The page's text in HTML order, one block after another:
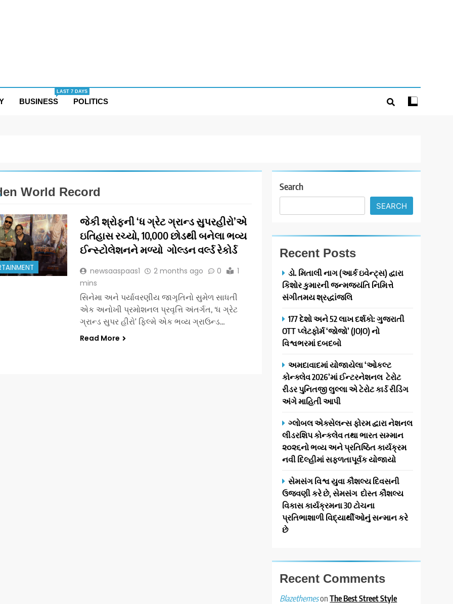
BUSINESS
LAST 7 DAYS
POLITICS
World Record
જેકી શ્રોફની ‘ધ ગ્રેટ ગ્રાન્ડ સુપરહીરો’એ
ઇતિહાસ રચ્યો, 10,000 છોડથી બનેલા ભવ્ય
ઈન્સ્ટોલેશનને મળ્યો ગોલ્ડન વર્લ્ડ રેકોર્ડ
newsaaspaas1 2 months ago 0
1
mins
સિનેમા અને પર્યાવરણીય જાગૃતિનો સુમેળ સાધતી
એક અનોખી પ્રમોશનલ પ્રવૃત્તિ અંતર્ગત, ‘ધ ગ્રેટ
ગ્રાન્ડ સુપર હીરો’ ફિલ્મે એક ભવ્ય ગ્રાઉન્ડ…
Read More
Search
SEARCH
Recent Posts
ડો. મિતાલી નાગ (આર્ક ઇવેન્ટ્સ) દ્વારા
કિશોર કુમારની જન્મજયંતિ નિમિત્તે
સંગીતમય શ્રદ્ધાંજલિ
177 દેશો અને 52 લાખ દર્શકો: ગુજરાતી
OTT પ્લેટફોર્મ ‘જોજો’ (JOJO) નો
વિશ્વભરમાં દબદબો
અમદાવાદમાં યોજાયેલા ‘ઓકલ્ટ
કોન્ક્લેવ 2026’માં ઈન્ટરનેશનલ ટેરોટ
રીડર પુનિતજી લુલ્લા એ ટેરોટ કાર્ડ રીડિંગ
અંગે માહિતી આપી
ગ્લોબલ એક્સેલન્સ ફોરમ દ્વારા નેશનલ
લીડરશિપ કોન્કલેવ તથા ભારત સમ્માન
૨૦૨૬નો ભવ્ય અને પ્રતિષ્ઠિત કાર્યક્રમ
નવી દિલ્હીમાં સફળતાપૂર્વક યોજાયો
સેમસંગ વિશ્વ યુવા કૌશલ્ય દિવસની
ઉજવણી કરે છે, સેમસંગ દોસ્ત કૌશલ્ય
વિકાસ કાર્યક્રમના 30 ટોચના
પ્રતિભાશાળી વિદ્યાર્થીઓનું સન્માન કરે
છે
Recent Comments
BlazethemesonThe Best Street Style